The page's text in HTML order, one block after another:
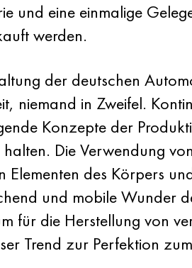
und eine einmalige
werden.
der deutschen
niemand in Zweifel.
Konzepte der
halten. Die Verwendung
Elementen des Körpers
und mobile Wunder
für die Herstellung von
Trend zur Perfektion